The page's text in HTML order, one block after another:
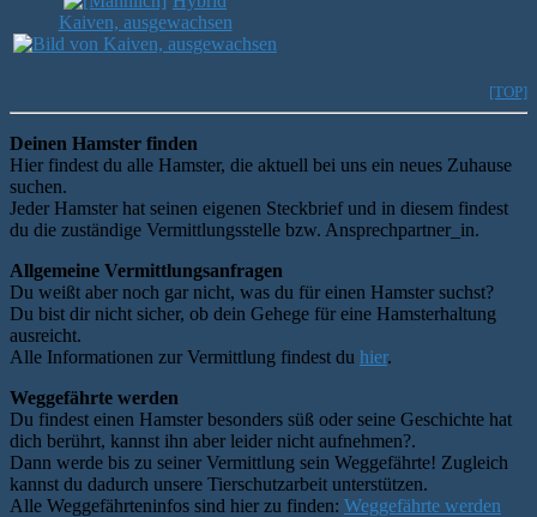
Kaiven, ausgewachsen
[TOP]
Deinen Hamster finden
Hier findest du alle Hamster, die aktuell bei uns ein neues Zuhause
suchen.
Jeder Hamster hat seinen eigenen Steckbrief und in diesem findest
du die zuständige Vermittlungsstelle bzw. Ansprechpartner_in.
Allgemeine Vermittlungsanfragen
Du weißt aber noch gar nicht, was du für einen Hamster suchst?
Du bist dir nicht sicher, ob dein Gehege für eine Hamsterhaltung
ausreicht.
Alle Informationen zur Vermittlung findest du hier.
Weggefährte werden
Du findest einen Hamster besonders süß oder seine Geschichte hat
dich berührt, kannst ihn aber leider nicht aufnehmen?.
Dann werde bis zu seiner Vermittlung sein Weggefährte! Zugleich
kannst du dadurch unsere Tierschutzarbeit unterstützen.
Alle Weggefährteninfos sind hier zu finden: Weggefährte werden